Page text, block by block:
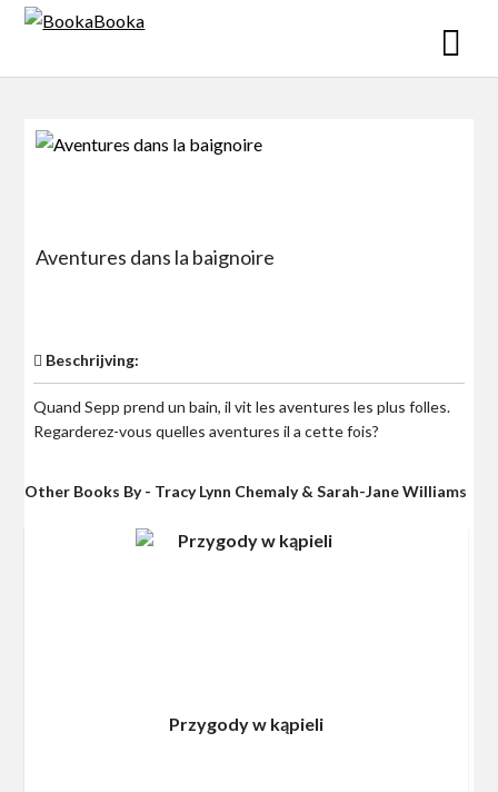
Skip
Aventures dans la baignoire
Beschrijving:
Quand Sepp prend un bain, il vit les aventures les plus folles.
Regarderez-vous quelles aventures il a cette fois?
Other Books By - Tracy Lynn Chemaly & Sarah-Jane Williams
Przygody w kąpieli